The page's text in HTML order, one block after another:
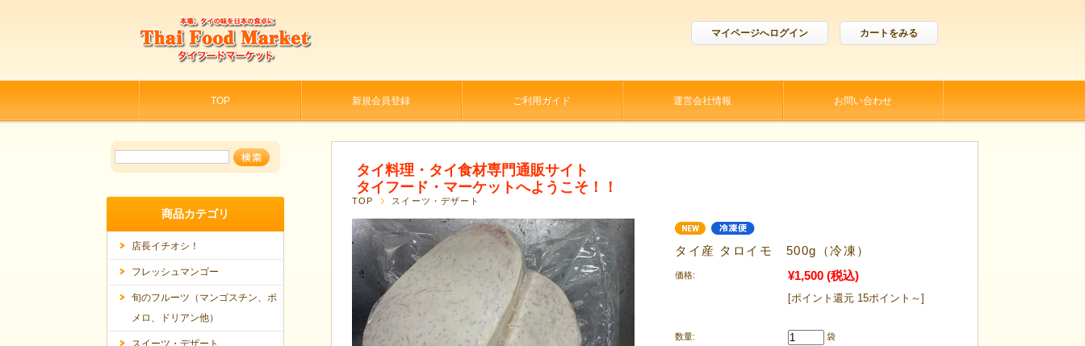
マイページへログイン カートをみる
TOP 新規会員登録 ご利用ガイド 運営会社情報 お問い合わせ
タイ料理・タイ食材専門通販サイト
タイフード・マーケットへようこそ！！
TOP スイーツ・デザート
タイ産 タロイモ 500g（冷凍）
価格: ¥1,500 (税込)
[ポイント還元 15ポイント～]
数量: 袋
商品カテゴリ
店長イチオシ！
フレッシュマンゴー
旬のフルーツ（マンゴスチン、ポ
メロ、ドリアン他）
スイーツ・デザート